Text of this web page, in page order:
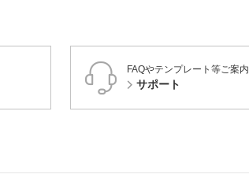
FAQやテンプレート等ご案内
サポート